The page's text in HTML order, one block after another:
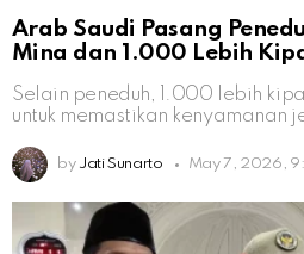
Arab Saudi Pasang
Mina dan 1.000 Lebih
Selain peneduh, 1.000 lebih
untuk memastikan kenyamanan
by Jati Sunarto May 7, 2026,